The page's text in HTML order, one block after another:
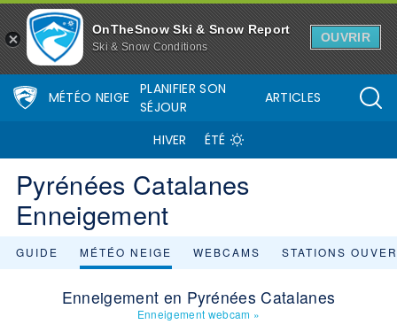
OnTheSnow Ski & Snow Report
Ski & Snow Conditions
OUVRIR
MÉTÉO NEIGE
PLANIFIER SON
SÉJOUR
ARTICLES
HIVER ÉTÉ
Pyrénées Catalanes
Enneigement
GUIDE MÉTÉO NEIGE WEBCAMS STATIONS
Enneigement en Pyrénées Catalanes
Enneigement webcam »